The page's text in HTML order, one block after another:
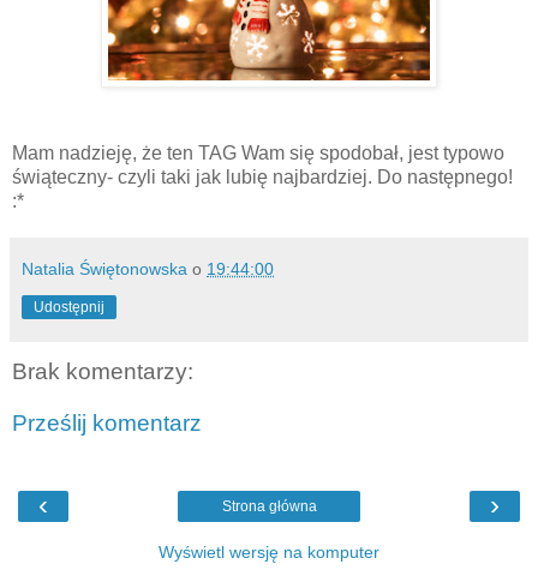
Mam nadzieję, że ten TAG Wam się spodobał, jest typowo
świąteczny- czyli taki jak lubię najbardziej. Do następnego!
:*
Natalia Świętonowska o 19:44:00
Udostępnij
Brak komentarzy:
Prześlij komentarz
‹ ›
Strona główna
Wyświetl wersję na komputer